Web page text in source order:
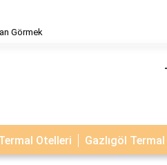
Görmek
Otelleri Gazlıgöl